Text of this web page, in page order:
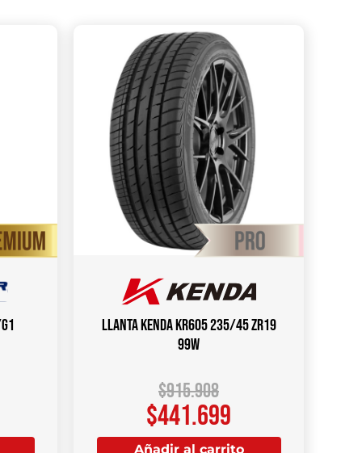
Llanta KENDA KR605 235/45 ZR19
99W
$915.908
$441.699
Añadir al carrito